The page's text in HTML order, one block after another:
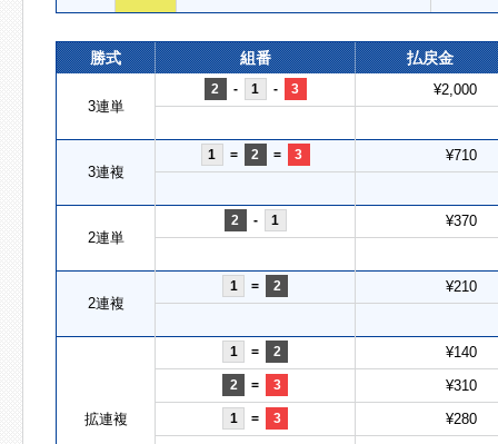
勝式 組番 払戻金
3連単
2 - 1 - 3 ¥2,000
3連複
1 = 2 = 3 ¥710
2連単
2 - 1 ¥370
2連複
1 = 2 ¥210
拡連複
1 = 2 ¥140
2 = 3 ¥310
1 = 3 ¥280